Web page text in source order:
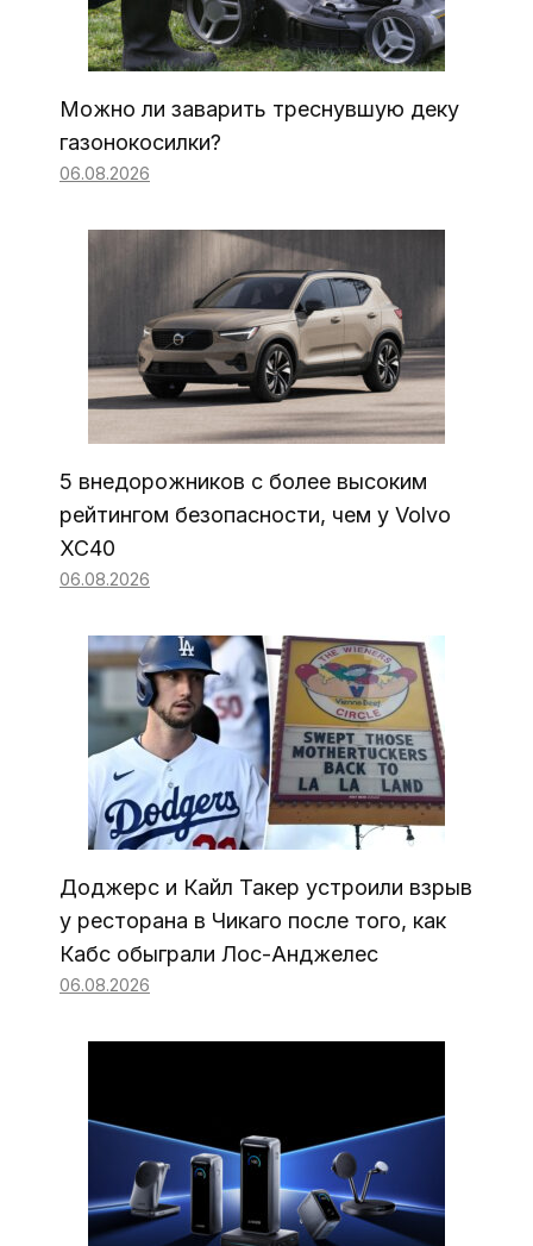
Можно ли заварить треснувшую деку
газонокосилки?
06.08.2026
5 внедорожников с более высоким
рейтингом безопасности, чем у Volvo
XC40
06.08.2026
Доджерс и Кайл Такер устроили взрыв
у ресторана в Чикаго после того, как
Кабс обыграли Лос-Анджелес
06.08.2026